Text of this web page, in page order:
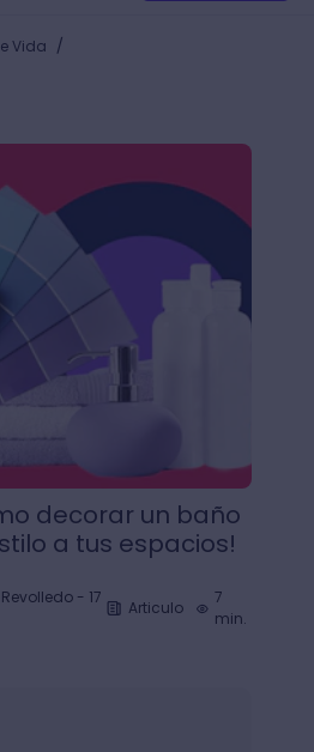
Vida /
un baño y dale más estilo
decorar un baño
a tus espacios!
- 17
Articulo
7
min.